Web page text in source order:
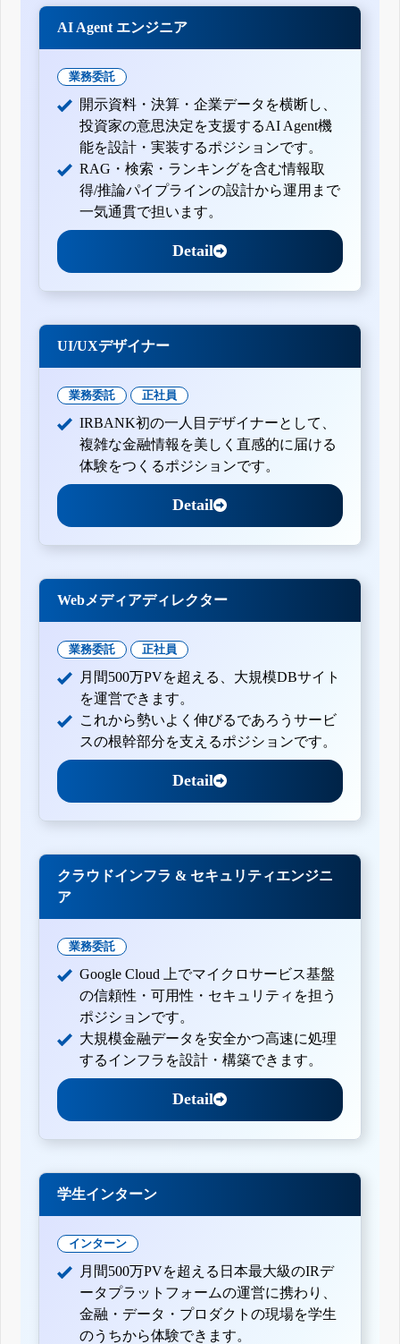
AI Agent エンジニア
業務委託
開示資料・決算・企業データを横断し、
投資家の意思決定を支援するAI Agent機
能を設計・実装するポジションです。
RAG・検索・ランキングを含む情報取
得/推論パイプラインの設計から運用まで
一気通貫で担います。
Detail
UI/UXデザイナー
業務委託 正社員
IRBANK初の一人目デザイナーとして、
複雑な金融情報を美しく直感的に届ける
体験をつくるポジションです。
Detail
Webメディアディレクター
業務委託 正社員
月間500万PVを超える、大規模DBサイト
を運営できます。
これから勢いよく伸びるであろうサービ
スの根幹部分を支えるポジションです。
Detail
クラウドインフラ & セキュリティエンジニ
ア
業務委託
Google Cloud 上でマイクロサービス基盤
の信頼性・可用性・セキュリティを担う
ポジションです。
大規模金融データを安全かつ高速に処理
するインフラを設計・構築できます。
Detail
学生インターン
インターン
月間500万PVを超える日本最大級のIRデ
ータプラットフォームの運営に携わり、
金融・データ・プロダクトの現場を学生
のうちから体験できます。